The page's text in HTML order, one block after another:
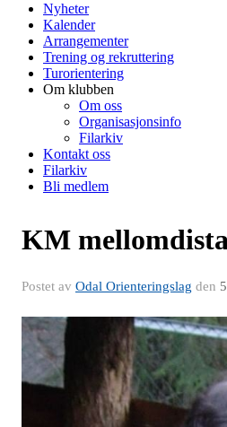
Nyheter
Kalender
Arrangementer
Trening og rekruttering
Turorientering
Om klubben
Om oss
Organisasjonsinfo
Filarkiv
Kontakt oss
Filarkiv
Bli medlem
KM
Postet av Odal Orienteringslag den